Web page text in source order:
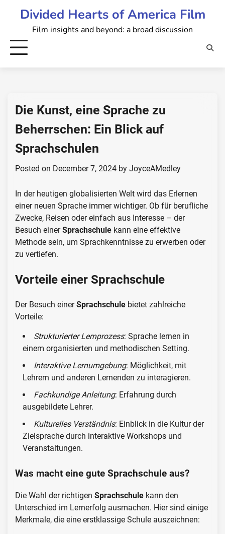
Divided Hearts of America Film
Film insights and beyond: a broad discussion
Die Kunst, eine Sprache zu
Beherrschen: Ein Blick auf
Sprachschulen
Posted on December 7, 2024 by JoyceAMedley
In der heutigen globalisierten Welt wird das Erlernen
einer neuen Sprache immer wichtiger. Ob für berufliche
Zwecke, Reisen oder einfach aus Interesse – der
Besuch einerSprachschule kann eine effektive
Methode sein, um Sprachkenntnisse zu erwerben oder
zu vertiefen.
Vorteile einer Sprachschule
Der Besuch einerSprachschule bietet zahlreiche
Vorteile:
Strukturierter Lernprozess: Sprache lernen in
einem organisierten und methodischen Setting.
Interaktive Lernumgebung: Möglichkeit, mit
Lehrern und anderen Lernenden zu interagieren.
Fachkundige Anleitung: Erfahrung durch
ausgebildete Lehrer.
Kulturelles Verständnis: Einblick in die Kultur der
Zielsprache durch interaktive Workshops und
Veranstaltungen.
Was macht eine gute Sprachschule aus?
Die Wahl der richtigen Sprachschule kann den
Unterschied im Lernerfolg ausmachen. Hier sind einige
Merkmale, die eine erstklassige Schule auszeichnen: